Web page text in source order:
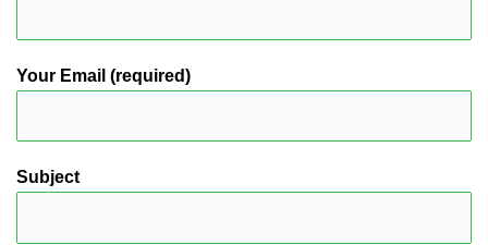
Your Email (required)
Subject